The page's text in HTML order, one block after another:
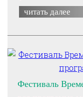
читать далее
Фестиваль